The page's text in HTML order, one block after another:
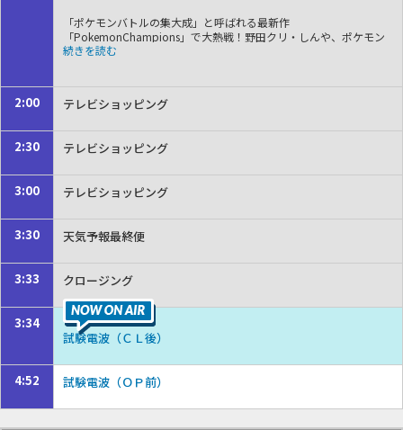
「ポケモンバトルの集大成」と呼ばれる最新作
「PokemonChampions」で大熱戦！野田クリ・しんや、ポケモン
初心者青木、準レギュラー（？）を狙うひろちん、みんなで大白熱
であるゲームキャスター・Refuを解説として招き、現代のポケモン
件付きのポケモンバトルをしかけてきます！
2:00 テレビショッピング
2:30 テレビショッピング
3:00 テレビショッピング
3:30 天気予報最終便
3:33 クロージング
3:34
試験電波（ＣＬ後）
4:52 試験電波（ＯＰ前）